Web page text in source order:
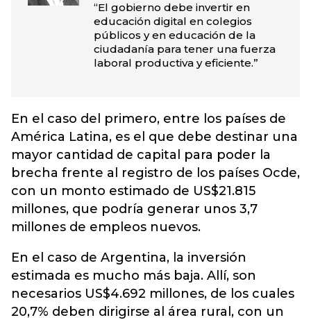
“El gobierno debe invertir en
educación digital en colegios
públicos y en educación de la
ciudadanía para tener una fuerza
laboral productiva y eficiente.”
En el caso del primero, entre los países de
América Latina, es el que debe destinar una
mayor cantidad de capital para poder la
brecha frente al registro de los países Ocde,
con un monto estimado de US$21.815
millones, que podría generar unos 3,7
millones de empleos nuevos.
En el caso de Argentina, la inversión
estimada es mucho más baja. Allí, son
necesarios US$4.692 millones, de los cuales
20,7% deben dirigirse al área rural, con un